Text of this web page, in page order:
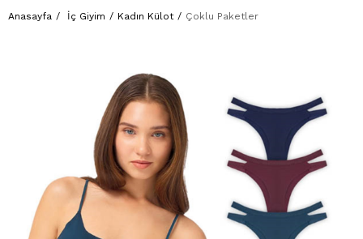
Anasayfa İç Giyim Kadın Külot Çoklu Paketler